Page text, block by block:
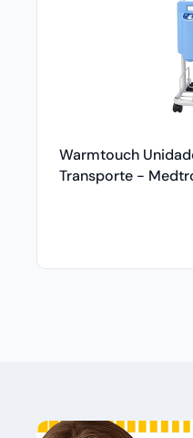
Warmtouch
Transporte -